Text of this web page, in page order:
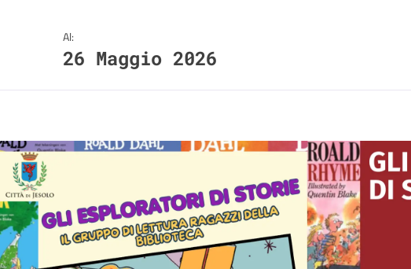
Al:
26 Maggio 2026